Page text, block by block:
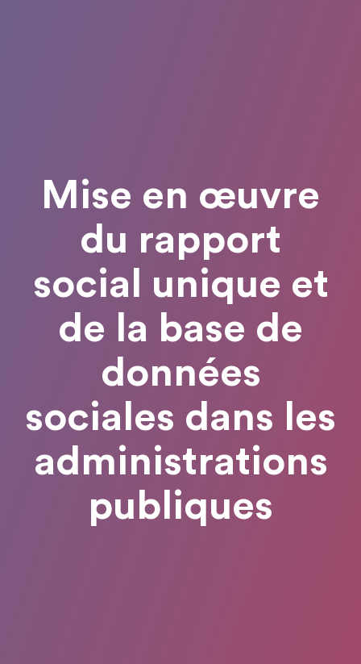
Mise en œuvre
du rapport
social unique et
de la base de
données
sociales dans les
administrations
publiques